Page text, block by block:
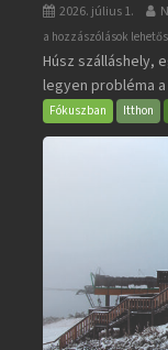
2026. július 1.
BalatonBIKE365
bejegyzéshez
a hozzászólások
Húsz szálláshely,
legyen probléma
Fókuszban Itthon